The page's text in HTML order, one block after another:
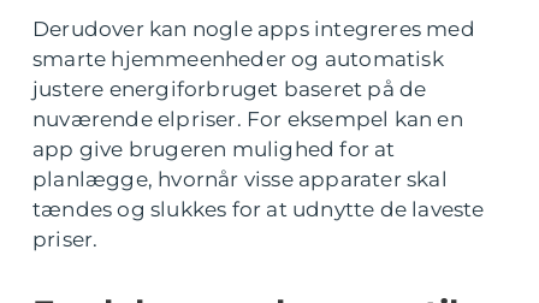
Derudover kan nogle apps integreres med
smarte hjemmeenheder og automatisk
justere energiforbruget baseret på de
nuværende elpriser. For eksempel kan en
app give brugeren mulighed for at
planlægge, hvornår visse apparater skal
tændes og slukkes for at udnytte de laveste
priser.